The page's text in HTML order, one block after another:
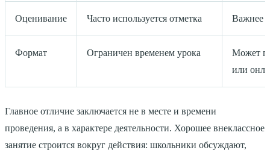
Оценивание Часто используется отметка Важнее
Формат Ограничен временем урока
Может
или
Главное отличие заключается не в месте и времени
проведения, а в характере деятельности. Хорошее внеклассное
занятие строится вокруг действия: школьники обсуждают,